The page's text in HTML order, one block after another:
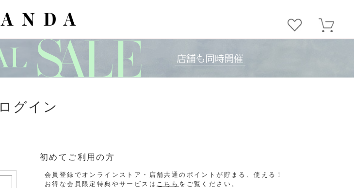
ログイン
初めてご利用の方
会員登録でオンラインストア・店舗共通のポイントが貯まる、使える！
お得な会員限定特典やサービスは こちら をご覧ください。